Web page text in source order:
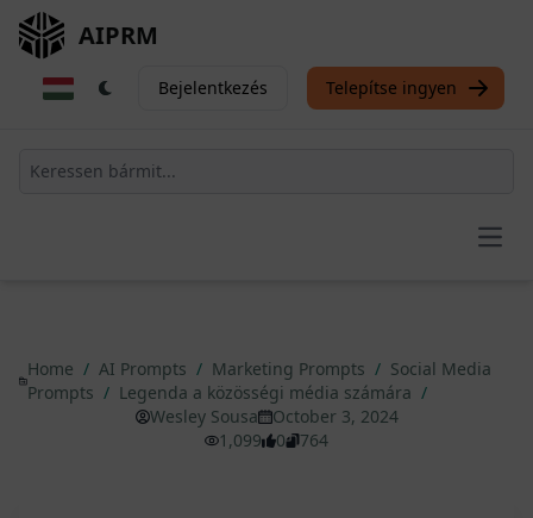
AIPRM
Bejelentkezés Telepítse ingyen
Home / AI Prompts / Marketing Prompts / Social Media
Prompts / Legenda a közösségi média számára /
Wesley Sousa
October 3, 2024
1,099
0 764